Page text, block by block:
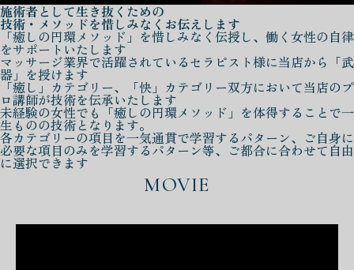
施術者として生き抜くための
技術・メソッドを惜しみなくお伝えします
「癒しの円環メソッド」を惜しみなく伝授し、働く女性の自律
をサポートいたします
マッサージ業界で活躍されているセラピスト様に当店から「武
器」を授けます
「癒し」カテゴリー、「快」カテゴリー双方において当店のプ
ロ講師が技術を伝承いたします
未経験の女性でも「癒しの円環メソッド」を体得することで一
生ものの技術となります。
各カテゴリーの項目を一気通貫で学習するパターン、ご自身に
必要な項目のみを学習するパターン等、ご都合に合わせて自由
に選択できます
MOVIE